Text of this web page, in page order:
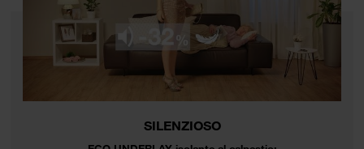
SILENZIOSO